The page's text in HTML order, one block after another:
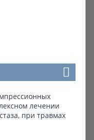
лечении
при травмах